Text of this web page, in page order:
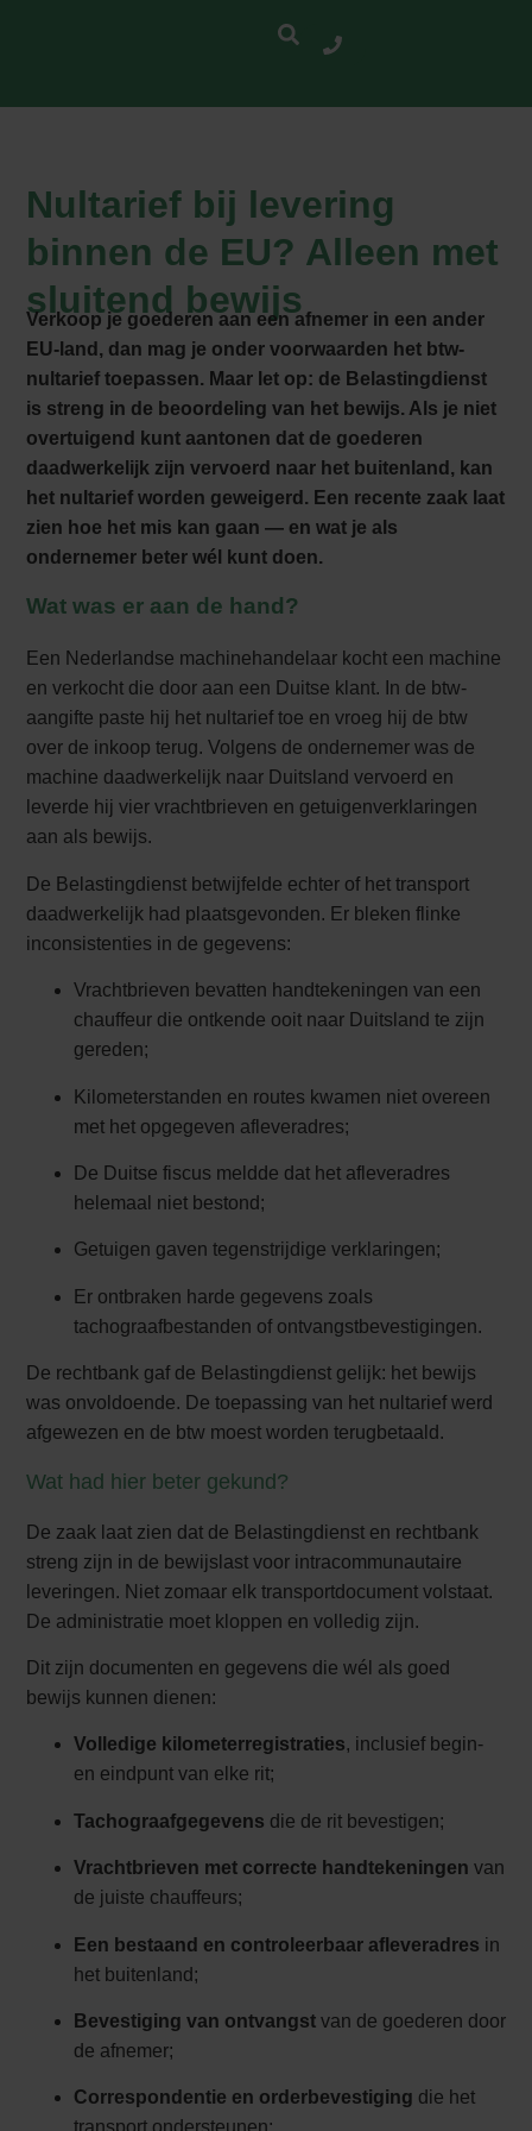
Nultarief bij levering
binnen de EU? Alleen met
sluitend bewijs
Verkoop je goederen aan een afnemer in een ander
EU-land, dan mag je onder voorwaarden het btw-
nultarief toepassen. Maar let op: de Belastingdienst
is streng in de beoordeling van het bewijs. Als je niet
overtuigend kunt aantonen dat de goederen
daadwerkelijk zijn vervoerd naar het buitenland, kan
het nultarief worden geweigerd. Een recente zaak laat
zien hoe het mis kan gaan — en wat je als
ondernemer beter wél kunt doen.
Wat was er aan de hand?
Een Nederlandse machinehandelaar kocht een machine
en verkocht die door aan een Duitse klant. In de btw-
aangifte paste hij het nultarief toe en vroeg hij de btw
over de inkoop terug. Volgens de ondernemer was de
machine daadwerkelijk naar Duitsland vervoerd en
leverde hij vier vrachtbrieven en getuigenverklaringen
aan als bewijs.
De Belastingdienst betwijfelde echter of het transport
daadwerkelijk had plaatsgevonden. Er bleken flinke
inconsistenties in de gegevens:
Vrachtbrieven bevatten handtekeningen van een
chauffeur die ontkende ooit naar Duitsland te zijn
gereden;
Kilometerstanden en routes kwamen niet overeen
met het opgegeven afleveradres;
De Duitse fiscus meldde dat het afleveradres
helemaal niet bestond;
Getuigen gaven tegenstrijdige verklaringen;
Er ontbraken harde gegevens zoals
tachograafbestanden of ontvangstbevestigingen.
De rechtbank gaf de Belastingdienst gelijk: het bewijs
was onvoldoende. De toepassing van het nultarief werd
afgewezen en de btw moest worden terugbetaald.
Wat had hier beter gekund?
De zaak laat zien dat de Belastingdienst en rechtbank
streng zijn in de bewijslast voor intracommunautaire
leveringen. Niet zomaar elk transportdocument volstaat.
De administratie moet kloppen en volledig zijn.
Dit zijn documenten en gegevens die wél als goed
bewijs kunnen dienen:
Volledige kilometerregistraties, inclusief begin-
en eindpunt van elke rit;
Tachograafgegevens die de rit bevestigen;
Vrachtbrieven met correcte handtekeningen van
de juiste chauffeurs;
Een bestaand en controleerbaar afleveradres in
het buitenland;
Bevestiging van ontvangst van de goederen door
de afnemer;
Correspondentie en orderbevestiging die het